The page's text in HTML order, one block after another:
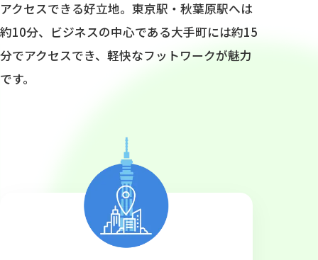
アクセスできる好立地。東京駅・秋葉原駅へは
約10分、ビジネスの中心である大手町には約15
分でアクセスでき、軽快なフットワークが魅力
です。